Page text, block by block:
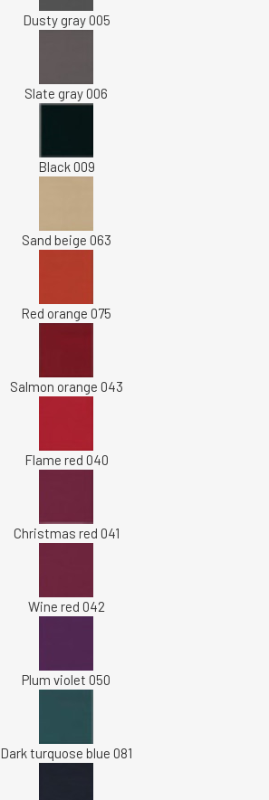
Dusty gray 005
Slate gray 006
Black 009
Sand beige 063
Red orange 075
Salmon orange 043
Flame red 040
Christmas red 041
Wine red 042
Plum violet 050
Dark turquose blue 081